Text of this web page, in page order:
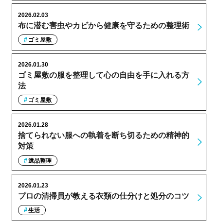
布に潜む害虫やカビから健康を守るための整理術
2026.02.03
ゴミ屋敷
ゴミ屋敷の服を整理して心の自由を手に入れる方
法
2026.01.30
ゴミ屋敷
捨てられない服への執着を断ち切るための精神的
対策
2026.01.28
遺品整理
プロの清掃員が教える衣類の仕分けと処分のコツ
2026.01.23
生活